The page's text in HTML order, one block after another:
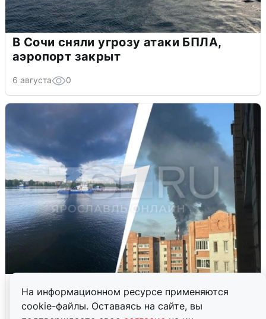
На информационном ресурсе применяются
cookie-файлы. Оставаясь на сайте, вы
В Сочи сняли угрозу атаки БПЛА,
аэропорт закрыт
6 августа 0
попадания и последствия